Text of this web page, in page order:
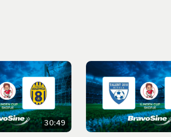
30:49